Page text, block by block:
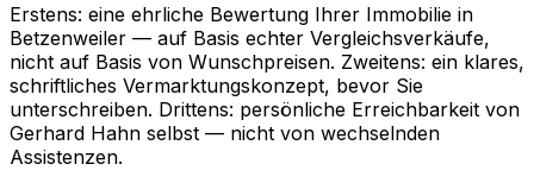
Erstens: eine ehrliche Bewertung Ihrer Immobilie in
Betzenweiler — auf Basis echter Vergleichsverkäufe,
nicht auf Basis von Wunschpreisen. Zweitens: ein klares,
schriftliches Vermarktungskonzept, bevor Sie
unterschreiben. Drittens: persönliche Erreichbarkeit von
Gerhard Hahn selbst — nicht von wechselnden
Assistenzen.